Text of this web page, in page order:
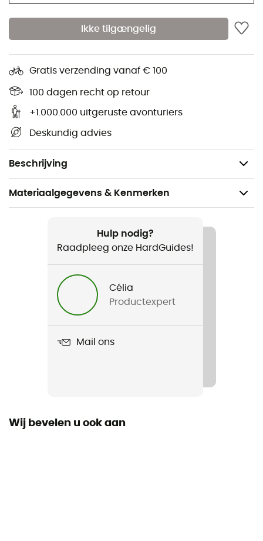
Ikke tilgængelig
Gratis verzending vanaf € 100
100 dagen recht op retour
+1.000.000 uitgeruste avonturiers
Deskundig advies
Beschrijving
2 voorzakken
1 achterzak met rits
1 dijzak met rits
Compact
Binnenbeenlengte van 26 cm
Materialen: 85% gerecycled polyamide, 15%
elastaan
Materiaalgegevens & Kenmerken
Wandelen / TrekkingHulp nodig?
Raadpleeg onze HardGuides!
Célia
Productexpert
Mail ons
Wij bevelen u ook aan